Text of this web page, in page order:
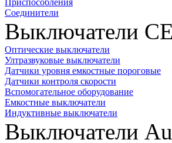
Приспособления
Соединители
Выключатели
Оптические выключатели
Ултразвуковые выключатели
Датчики уровня емкостные пороговые
Датчики контроля скорости
Вспомогательное оборудование
Емкостные выключатели
Индуктивные выключатели
Выключатели